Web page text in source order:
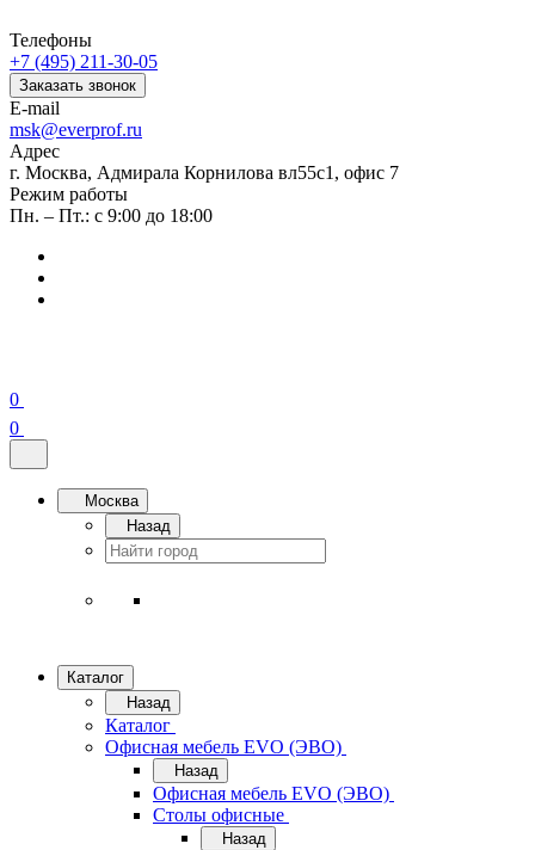
Телефоны
+7 (495) 211-30-05
Заказать звонок
E-mail
msk@everprof.ru
Адрес
г. Москва, Адмирала Корнилова вл55с1, офис 7
Режим работы
Пн. – Пт.: с 9:00 до 18:00
0
0
Москва
Назад
Каталог
Назад
Каталог
Офисная мебель EVO (ЭВО)
Назад
Офисная мебель EVO (ЭВО)
Cтолы офисные
Назад